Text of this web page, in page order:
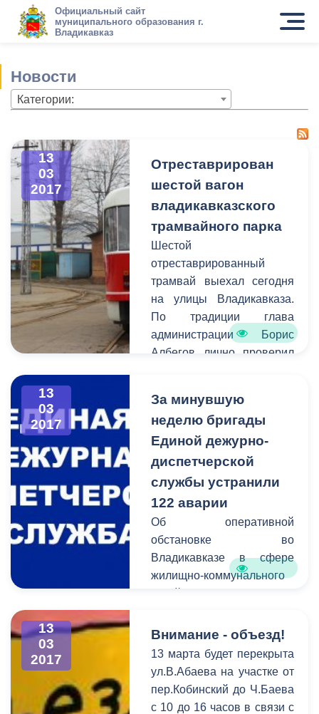
Официальный сайт
муниципального образования г.
Владикавказ
Новости
Категории:
13
03
2017
Отреставрирован
шестой вагон
владикавказского
трамвайного парка
Шестой
отреставрированный
трамвай выехал сегодня
на улицы Владикавказа.
По традиции глава
администрации Борис
Албегов лично проверил
обновленному
трамвайному вагону.
13
03
2017
За минувшую
неделю бригады
Единой дежурно-
диспетчерской
службы устранили
122 аварии
Об оперативной
обстановке во
Владикавказе в сфере
жилищно-коммунального
диспетчерская служба.
В период c 6 по 13 марта
на горячую линию единой
дежурно-диспетчерской
службы поступило 122
13
03
2017
Внимание - объезд!
13 марта будет перекрыта
ул.В.Абаева на участке от
пер.Кобинский до Ч.Баева
с 10 до 16 часов в связи с